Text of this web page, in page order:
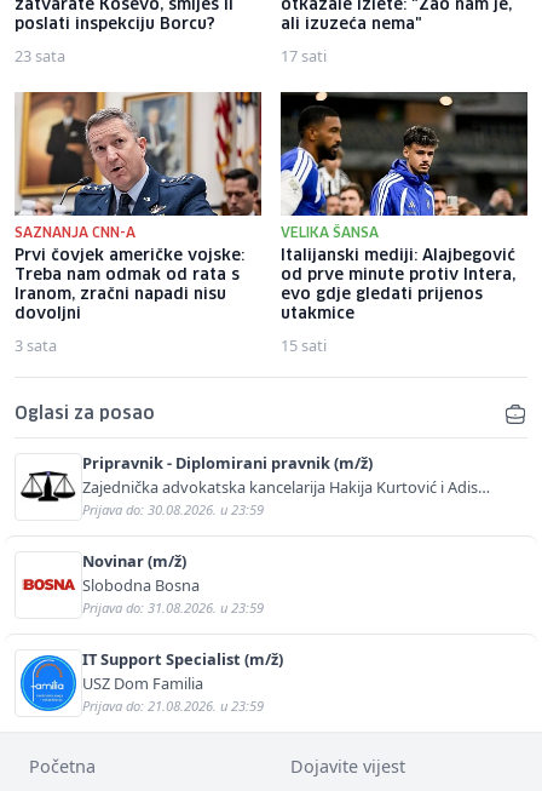
zatvarate Koševo, smiješ li
poslati inspekciju Borcu?
23 sata
otkazale izlete: "Žao nam je,
ali izuzeća nema"
17 sati
SAZNANJA CNN-A
Prvi čovjek američke vojske:
Treba nam odmak od rata s
Iranom, zračni napadi nisu
dovoljni
3 sata
VELIKA ŠANSA
Italijanski mediji: Alajbegović
od prve minute protiv Intera,
evo gdje gledati prijenos
utakmice
15 sati
Oglasi za posao
Pripravnik - Diplomirani pravnik (m/ž)
Zajednička advokatska kancelarija Hakija Kurtović i Adis
Kurtović
Prijava do: 30.08.2026. u 23:59
Novinar (m/ž)
Slobodna Bosna
Prijava do: 31.08.2026. u 23:59
IT Support Specialist (m/ž)
USZ Dom Familia
Prijava do: 21.08.2026. u 23:59
Početna Dojavite vijest